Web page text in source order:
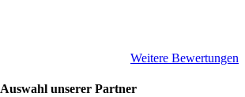
Weitere Bewertungen
Auswahl unserer Partner